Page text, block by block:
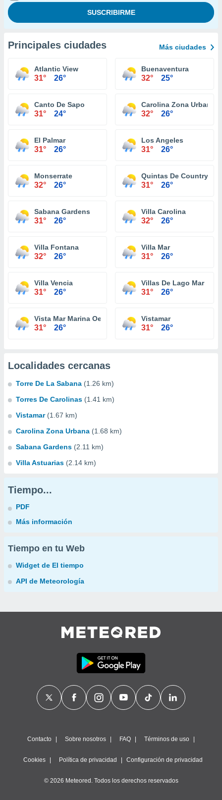
Principales ciudades Más ciudades
Atlantic View
31° 26°
Buenaventura
32° 25°
Canto De Sapo
31° 24°
Carolina Zona Urbana
32° 26°
El Palmar
31° 26°
Los Angeles
31° 26°
Monserrate
32° 26°
Quintas De Country
31° 26°
Sabana Gardens
31° 26°
Villa Carolina
32° 26°
Villa Fontana
32° 26°
Villa Mar
31° 26°
Villa Vencia
31° 26°
Villas De Lago Mar
31° 26°
Vista Mar Marina Oeste
31° 26°
Vistamar
31° 26°
Localidades cercanas
Torre De La Sabana (1.26 km)
Torres De Carolinas (1.41 km)
Vistamar (1.67 km)
Carolina Zona Urbana (1.68 km)
Sabana Gardens (2.11 km)
Villa Astuarias (2.14 km)
Tiempo...
PDF
Más información
Tiempo en tu Web
Widget de El tiempo
API de Meteorología
Contacto Sobre nosotros FAQ Términos de uso
Cookies Política de privacidad Configuración de privacidad
© 2026 Meteored. Todos los derechos reservados